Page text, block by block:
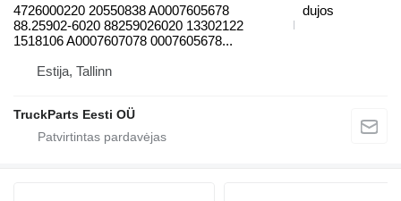
4726000220 20550838 A0007605678
88.25902-6020 88259026020 13302122
1518106 A0007607078 0007605678...
dujos
Estija, Tallinn
TruckParts Eesti OÜ